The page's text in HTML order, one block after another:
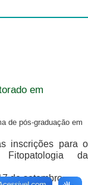
em
de pós-graduação em
inscrições para o
da
de setembro.